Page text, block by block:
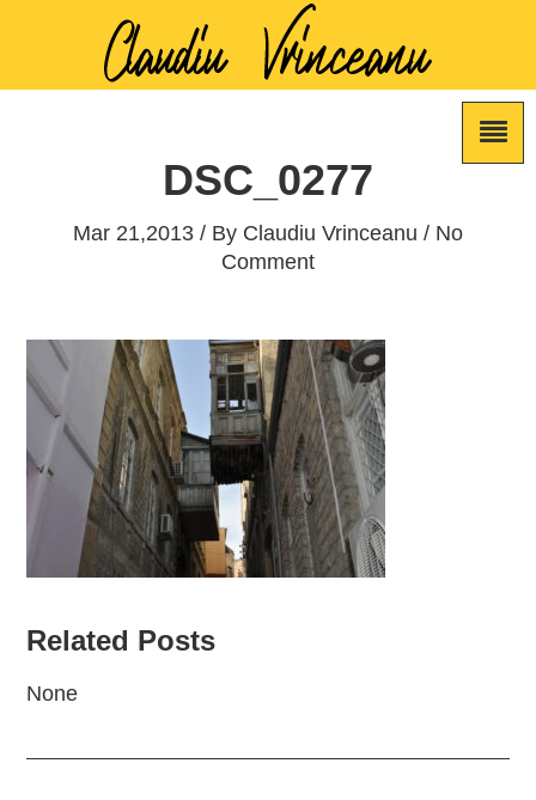
DSC_0277
Mar 21,2013 / By Claudiu Vrinceanu / No
Comment
Related Posts
None